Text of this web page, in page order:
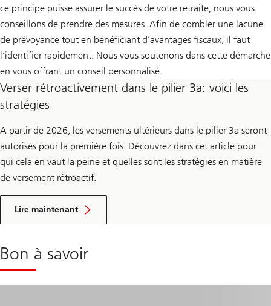
ce principe puisse assurer le succès de votre retraite, nous vous
conseillons de prendre des mesures. Afin de combler une lacune
de prévoyance tout en bénéficiant d’avantages fiscaux, il faut
l’identifier rapidement. Nous vous soutenons dans cette démarche
en vous offrant un conseil personnalisé.
Verser rétroactivement dans le pilier 3a: voici les
stratégies
A partir de 2026, les versements ultérieurs dans le pilier 3a seront
autorisés pour la première fois. Découvrez dans cet article pour
qui cela en vaut la peine et quelles sont les stratégies en matière
de versement rétroactif.
Lire maintenant
s
u
s
e
r
Bon à savoir